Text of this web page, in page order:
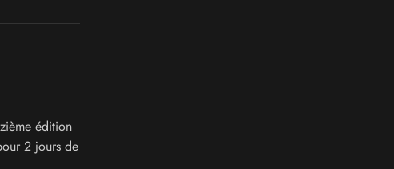
édition
2 jours de